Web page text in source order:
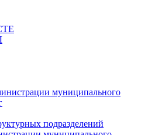
муниципального
подразделений